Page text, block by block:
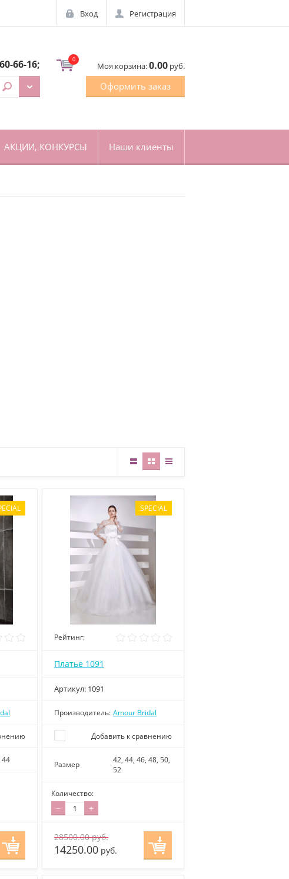
Вход Регистрация
66-16; 0
Моя корзина:0.00 руб.
Оформить заказ
АКЦИИ, КОНКУРСЫ Наши клиенты
44
SPECIAL
Рейтинг:
Платье 1091
Артикул: 1091
Производитель: Amour Bridal
Добавить к сравнению
Размер
42, 44, 46, 48, 50,
52
Количество:
− +
28500.00руб.
14250.00 руб.